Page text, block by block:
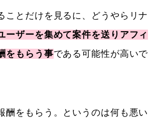
ことだけを見るに、どうやらリナ
ーザーを集めて案件を送りアフィ
をもらう事である可能性が高いで
酬をもらう。というのは何も悪い